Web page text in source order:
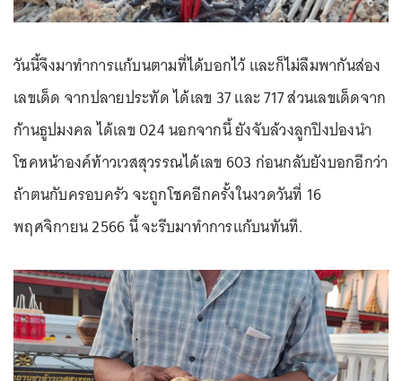
วันนี้จึงมาทำการแก้บนตามที่ได้บอกไว้ และก็ไม่ลืมพากันส่อง
เลขเด็ด จากปลายประทัด ได้เลข 37 และ 717 ส่วนเลขเด็ดจาก
ก้านธูปมงคล ได้เลข 024 นอกจากนี้ ยังจับล้วงลูกปิงปองนำ
โชคหน้าองค์ท้าวเวสสุวรรณได้เลข 603 ก่อนกลับยังบอกอีกว่า
ถ้าตนกับครอบครัว จะถูกโชคอีกครั้งในงวดวันที่ 16
พฤศจิกายน 2566 นี้ จะรีบมาทำการแก้บนทันที.